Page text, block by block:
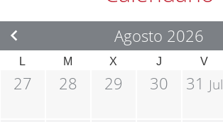
Agosto 2026
L M X J V
27 28 29 30 31 Jul